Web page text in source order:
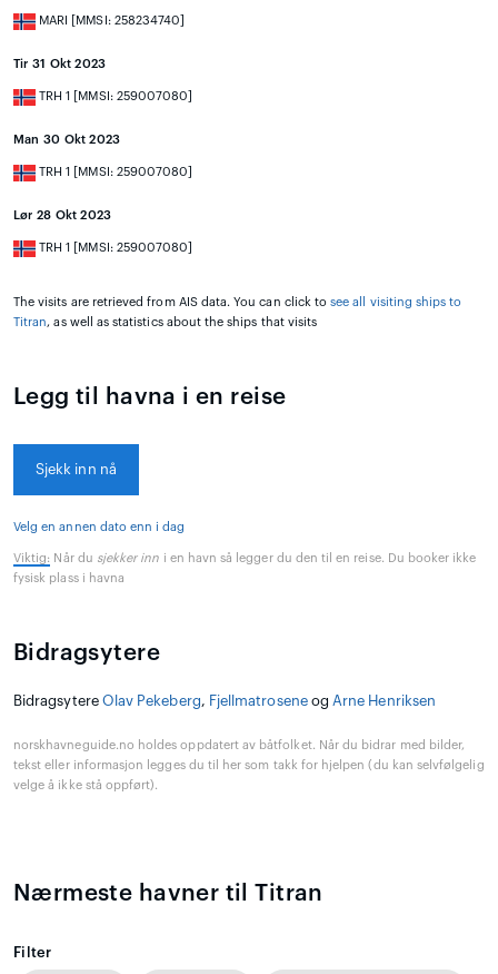
MARI [MMSI: 258234740]
Tir 31 Okt 2023
TRH 1 [MMSI: 259007080]
Man 30 Okt 2023
TRH 1 [MMSI: 259007080]
Lør 28 Okt 2023
TRH 1 [MMSI: 259007080]
The visits are retrieved from AIS data. You can click tosee all visiting ships to
Titran, as well as statistics about the ships that visits
Legg til havna i en reise
Sjekk inn nå
Velg en annen dato enn i dag
Viktig: Når du sjekker inn i en havn så legger du den til en reise. Du booker ikke
fysisk plass i havna
Bidragsytere
Bidragsytere Olav Pekeberg, Fjellmatroseneog Arne Henriksen
norskhavneguide.no holdes oppdatert av båtfolket. Når du bidrar med bilder,
tekst eller informasjon legges du til her som takk for hjelpen (du kan selvfølgelig
velge å ikke stå oppført).
Nærmeste havner til Titran
Filter